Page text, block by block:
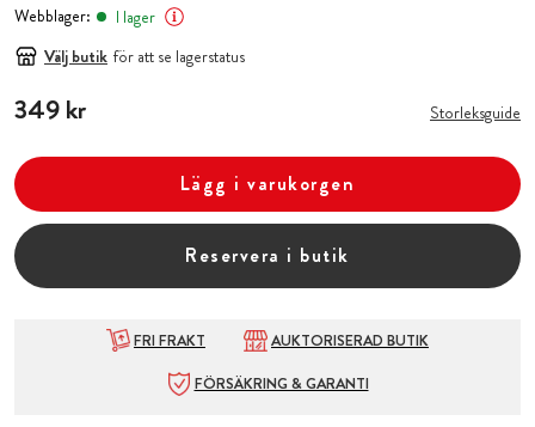
Webblager:
I lager
Välj butik för att se lagerstatus
Pris :349 kr
349 kr Storleksguide
Lägg i varukorgen
Reservera i butik
FRI FRAKT
AUKTORISERAD BUTIK
FÖRSÄKRING & GARANTI